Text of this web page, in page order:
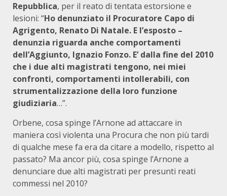
Repubblica, per il reato di tentata estorsione e
lesioni: “Ho denunziato il Procuratore Capo di
Agrigento, Renato Di Natale. E l’esposto –
denunzia riguarda anche comportamenti
dell’Aggiunto, Ignazio Fonzo. E’ dalla fine del 2010
che i due alti magistrati tengono, nei miei
confronti, comportamenti intollerabili, con
strumentalizzazione della loro funzione
giudiziaria…”.
Orbene, cosa spinge l’Arnone ad attaccare in
maniera così violenta una Procura che non più tardi
di qualche mese fa era da citare a modello, rispetto al
passato? Ma ancor più, cosa spinge l’Arnone a
denunciare due alti magistrati per presunti reati
commessi nel 2010?